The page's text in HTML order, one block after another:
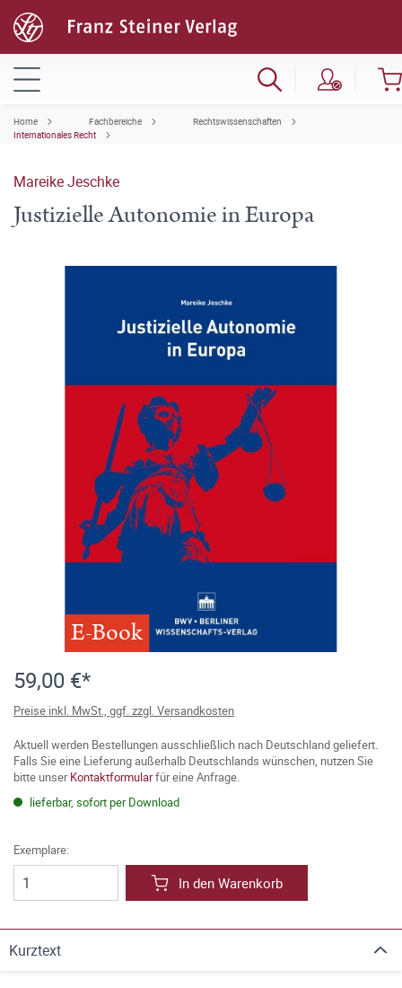
Home Fachbereiche
Rechtswissenschaften
Internationales Recht
Mareike Jeschke
Justizielle Autonomie in Europa
E-Book
59,00 €*
Preise inkl. MwSt., ggf. zzgl. Versandkosten
Aktuell werden Bestellungen ausschließlich nach Deutschland geliefert.
Falls Sie eine Lieferung außerhalb Deutschlands wünschen, nutzen Sie
bitte unserKontaktformularfür eine Anfrage.
lieferbar, sofort per Download
Exemplare:
In den Warenkorb
Kurztext